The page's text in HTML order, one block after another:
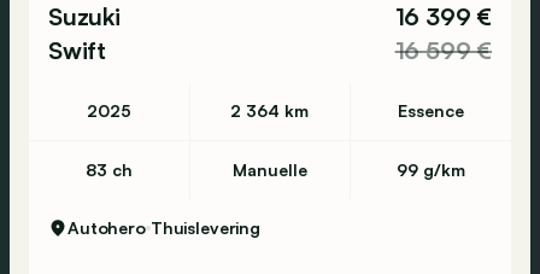
Suzuki
Swift
16 399 €
16 599 €
2025 2 364 km Essence
83 ch Manuelle 99 g/km
Autohero Thuislevering